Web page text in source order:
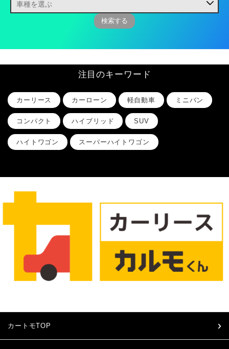
注目のキーワード
カーリース カーローン 軽自動車 ミニバン
コンパクト ハイブリッド SUV
ハイトワゴン スーパーハイトワゴン
カートモTOP